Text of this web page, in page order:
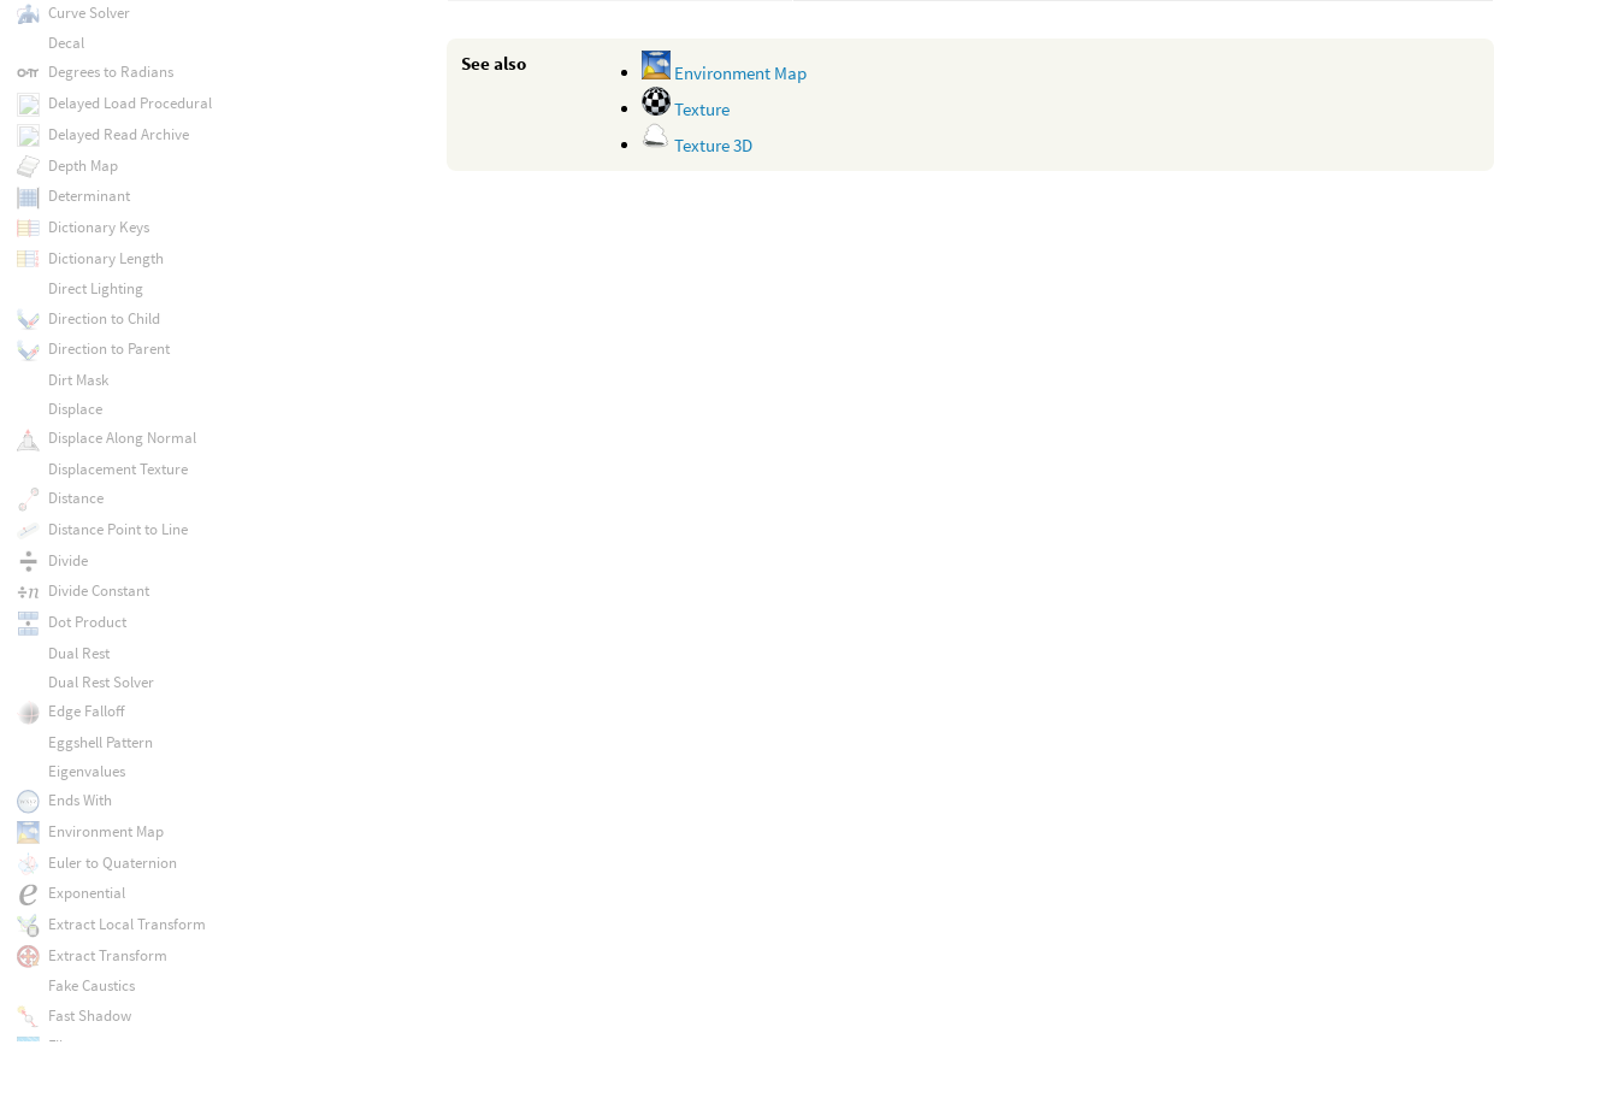
See also
Environment Map
Texture
Texture 3D
Curve Solver
Decal
Degrees to Radians
Delayed Load Procedural
Delayed Read Archive
Depth Map
Determinant
Dictionary Keys
Dictionary Length
Direct Lighting
Direction to Child
Direction to Parent
Dirt Mask
Displace
Displace Along Normal
Displacement Texture
Distance
Distance Point to Line
Divide
Divide Constant
Dot Product
Dual Rest
Dual Rest Solver
Edge Falloff
Eggshell Pattern
Eigenvalues
Ends With
Environment Map
Euler to Quaternion
Exponential
Extract Local Transform
Extract Transform
Fake Caustics
Fast Shadow
Fibratus